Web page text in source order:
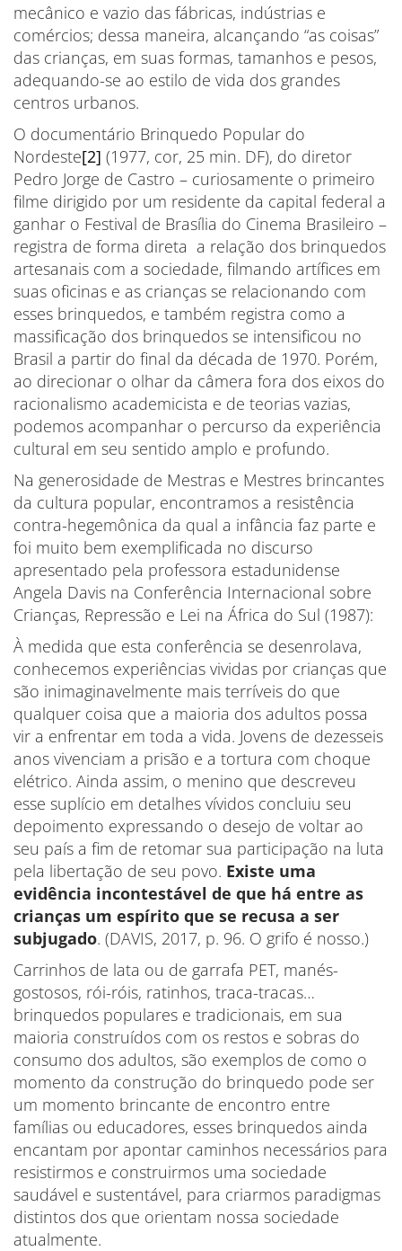
mecânico e vazio das fábricas, indústrias e
comércios; dessa maneira, alcançando “as coisas”
das crianças, em suas formas, tamanhos e pesos,
adequando-se ao estilo de vida dos grandes
centros urbanos.
O documentário Brinquedo Popular do
Nordeste[2] (1977, cor, 25 min. DF), do diretor
Pedro Jorge de Castro – curiosamente o primeiro
filme dirigido por um residente da capital federal a
ganhar o Festival de Brasília do Cinema Brasileiro –
registra de forma direta a relação dos brinquedos
artesanais com a sociedade, filmando artífices em
suas oficinas e as crianças se relacionando com
esses brinquedos, e também registra como a
massificação dos brinquedos se intensificou no
Brasil a partir do final da década de 1970. Porém,
ao direcionar o olhar da câmera fora dos eixos do
racionalismo academicista e de teorias vazias,
podemos acompanhar o percurso da experiência
cultural em seu sentido amplo e profundo.
Na generosidade de Mestras e Mestres brincantes
da cultura popular, encontramos a resistência
contra-hegemônica da qual a infância faz parte e
foi muito bem exemplificada no discurso
apresentado pela professora estadunidense
Angela Davis na Conferência Internacional sobre
Crianças, Repressão e Lei na África do Sul (1987):
À medida que esta conferência se desenrolava,
conhecemos experiências vividas por crianças que
são inimaginavelmente mais terríveis do que
qualquer coisa que a maioria dos adultos possa
vir a enfrentar em toda a vida. Jovens de dezesseis
anos vivenciam a prisão e a tortura com choque
elétrico. Ainda assim, o menino que descreveu
esse suplício em detalhes vívidos concluiu seu
depoimento expressando o desejo de voltar ao
seu país a fim de retomar sua participação na luta
pela libertação de seu povo. Existe uma
evidência incontestável de que há entre as
crianças um espírito que se recusa a ser
subjugado. (DAVIS, 2017, p. 96. O grifo é nosso.)
Carrinhos de lata ou de garrafa PET, manés-
gostosos, rói-róis, ratinhos, traca-tracas…
brinquedos populares e tradicionais, em sua
maioria construídos com os restos e sobras do
consumo dos adultos, são exemplos de como o
momento da construção do brinquedo pode ser
um momento brincante de encontro entre
famílias ou educadores, esses brinquedos ainda
encantam por apontar caminhos necessários para
resistirmos e construirmos uma sociedade
saudável e sustentável, para criarmos paradigmas
distintos dos que orientam nossa sociedade
atualmente.